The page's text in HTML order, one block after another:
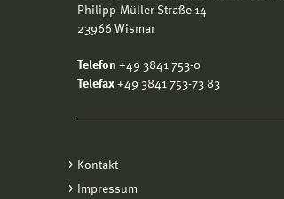
Philipp-Müller-Straße 14
23966 Wismar
Telefon +49 3841 753-0
Telefax +49 3841 753-73 83
Kontakt
Impressum